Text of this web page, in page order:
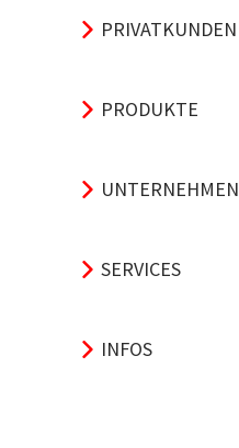
PRIVATKUNDEN
PRODUKTE
UNTERNEHMEN
SERVICES
INFOS